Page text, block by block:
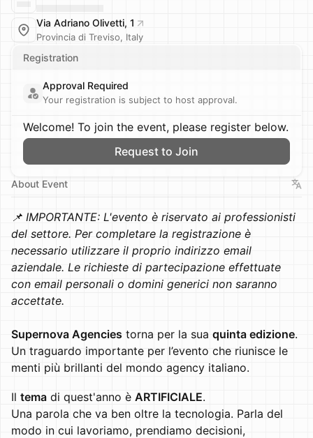
Via Adriano Olivetti, 1
Provincia di Treviso, Italy
Registration
Approval Required
Your registration is subject to host approval.
Welcome! To join the event, please register below.
Request to Join
About Event
📌 IMPORTANTE: L'evento è riservato ai professionisti
del settore. Per completare la registrazione è
necessario utilizzare il proprio indirizzo email
aziendale. Le richieste di partecipazione effettuate
con email personali o domini generici non saranno
accettate.
Supernova Agencies torna per la sua quinta edizione.
Un traguardo importante per l’evento che riunisce le
menti più brillanti del mondo agency italiano.
Il tema di quest'anno è ARTIFICIALE.
Una parola che va ben oltre la tecnologia. Parla del
modo in cui lavoriamo, prendiamo decisioni,